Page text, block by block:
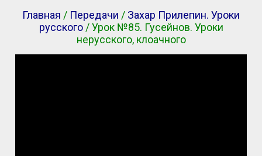
Главная / Передачи / Захар Прилепин. Уроки
русского/ Урок №85. Гусейнов. Уроки
нерусского, клоачного